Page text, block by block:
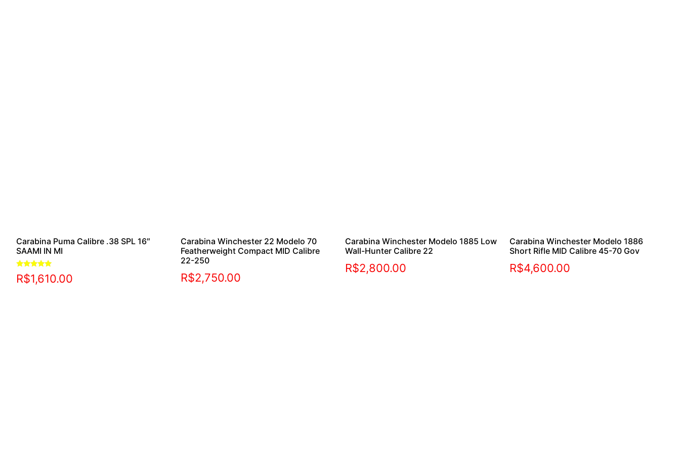
Carabina Puma Calibre .38 SPL 16″
SAAMI IN MI
Avaliação
5.00
R$1,610.00
Carabina Winchester 22 Modelo 70
Featherweight Compact MID Calibre
22-250
R$2,750.00
Carabina Winchester Modelo 1885 Low
Wall-Hunter Calibre 22
R$2,800.00
Carabina Winchester Modelo 1886
Short Rifle MID Calibre 45-70 Gov
R$4,600.00